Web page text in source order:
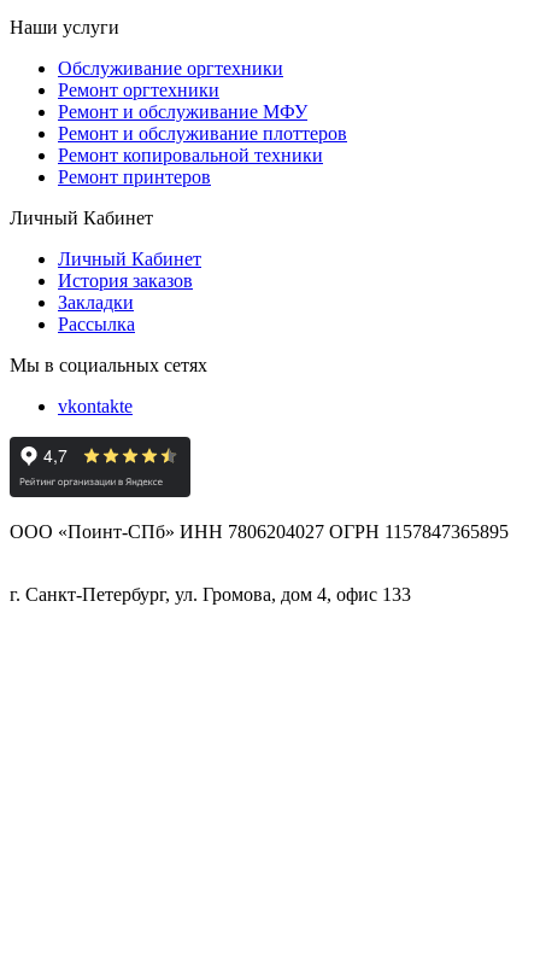
Наши услуги
Обслуживание оргтехники
Ремонт оргтехники
Ремонт и обслуживание МФУ
Ремонт и обслуживание плоттеров
Ремонт копировальной техники
Ремонт принтеров
Личный Кабинет
Личный Кабинет
История заказов
Закладки
Рассылка
Мы в социальных сетях
vkontakte
ООО «Поинт-СПб» ИНН 7806204027 ОГРН 1157847365895
г. Санкт-Петербург, ул. Громова, дом 4, офис 133